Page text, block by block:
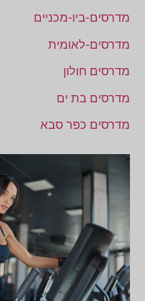
מדרסים-ביו-מכניים
מדרסים-לאומית
מדרסים חולון
מדרסים בת ים
מדרסים כפר סבא